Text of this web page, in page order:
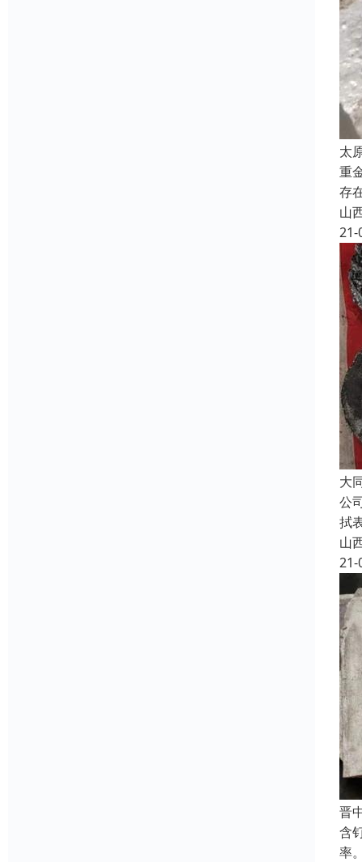
太
重
存
山
21-
大
公
拭
山
21-
晋
含
率